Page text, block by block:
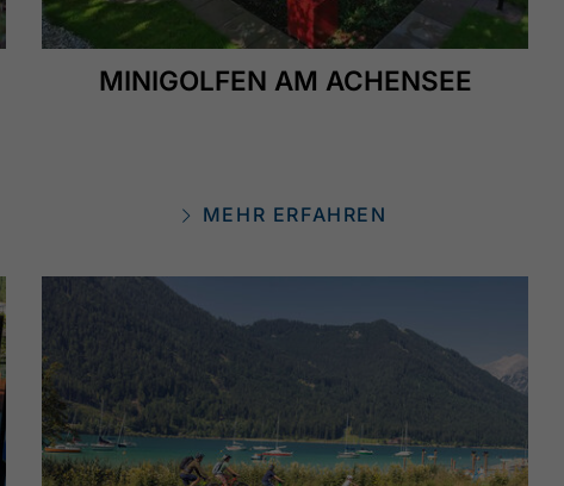
MINIGOLFEN AM ACHENSEE
MEHR ERFAHREN